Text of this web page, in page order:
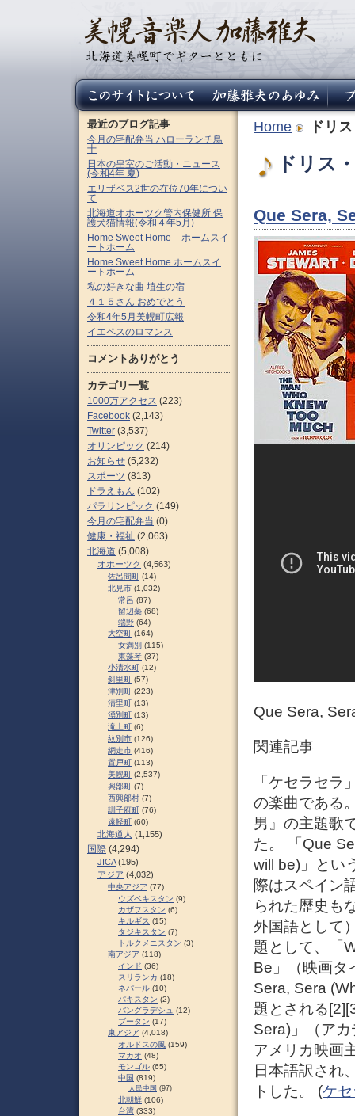
Home ドリ
ドリス
Que Sera,
Que Sera,
関連記事
「ケセラセ
の楽曲である
男』の主題歌
た。 「Que
will be)」とい
際はスペイン
られた歴史も
外国語として
題として、「
Be」（映画タ
Sera, Sera
題とされる
Sera)」（ア
アメリカ映画
日本語訳され
トした。 (ケ
最近のブログ記事
今月の宅配弁当 ハローランチ鳥
十
日本の皇室のご活動・ニュース
(令和4年 夏)
エリザベス2世の在位70年につい
て
北海道オホーツク管内保健所 保
護犬猫情報(令和４年5月)
Home Sweet Home – ホームスイ
ートホーム
Home Sweet Home ホームスイ
ートホーム
私の好きな曲 埴生の宿
４１５さん おめでとう
令和4年5月美幌町広報
イエペスのロマンス
コメントありがとう
カテゴリ一覧
1000万アクセス (223)
Facebook (2,143)
Twitter (3,537)
オリンピック (214)
お知らせ (5,232)
スポーツ (813)
ドラえもん (102)
パラリンピック (149)
今月の宅配弁当 (0)
健康・福祉 (2,063)
北海道 (5,008)
オホーツク (4,563)
佐呂間町 (14)
北見市 (1,032)
常呂 (87)
留辺蘂 (68)
端野 (64)
大空町 (164)
女満別 (115)
東藻琴 (37)
小清水町 (12)
斜里町 (57)
津別町 (223)
清里町 (13)
湧別町 (13)
滝上町 (6)
紋別市 (126)
網走市 (416)
置戸町 (113)
美幌町 (2,537)
興部町 (7)
西興部村 (7)
訓子府町 (76)
遠軽町 (60)
北海道人 (1,155)
国際 (4,294)
JICA(195)
アジア (4,032)
中央アジア (77)
ウズベキスタン (9)
カザフスタン (6)
キルギス (15)
タジキスタン (7)
トルクメニスタン (3)
南アジア (118)
インド (36)
スリランカ (18)
ネパール (10)
パキスタン (2)
バングラデシュ (12)
ブータン (17)
東アジア (4,018)
オルドスの風 (159)
マカオ (48)
モンゴル (65)
中国 (819)
人民中国 (97)
北朝鮮 (106)
台湾 (333)